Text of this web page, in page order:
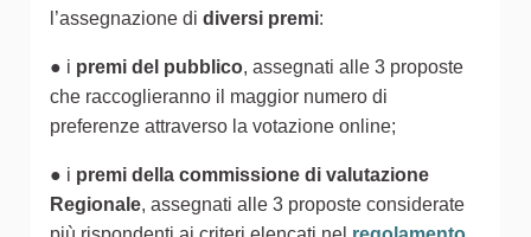
l’assegnazione di diversi premi:
● i premi del pubblico, assegnati alle 3 proposte
che raccoglieranno il maggior numero di
preferenze attraverso la votazione online;
● i premi della commissione di valutazione
Regionale, assegnati alle 3 proposte considerate